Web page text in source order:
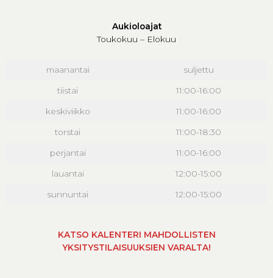
Aukioloajat
Toukokuu – Elokuu
maanantai suljettu
tiistai 11:00-16:00
keskiviikko 11:00-16:00
torstai 11:00-18:30
perjantai 11:00-16:00
lauantai 12:00-15:00
sunnuntai 12:00-15:00
KATSO KALENTERI MAHDOLLISTEN
YKSITYSTILAISUUKSIEN VARALTA!